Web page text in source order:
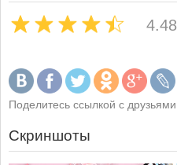
4.48
Поделитесь ссылкой с друзьями
Скриншоты